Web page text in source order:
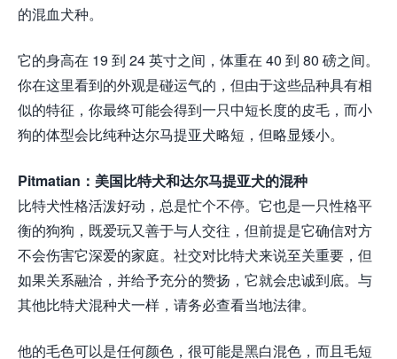
的混血犬种。
它的身高在 19 到 24 英寸之间，体重在 40 到 80 磅之间。
你在这里看到的外观是碰运气的，但由于这些品种具有相
似的特征，你最终可能会得到一只中短长度的皮毛，而小
狗的体型会比纯种达尔马提亚犬略短，但略显矮小。
Pitmatian：美国比特犬和达尔马提亚犬的混种
比特犬性格活泼好动，总是忙个不停。它也是一只性格平
衡的狗狗，既爱玩又善于与人交往，但前提是它确信对方
不会伤害它深爱的家庭。社交对比特犬来说至关重要，但
如果关系融洽，并给予充分的赞扬，它就会忠诚到底。与
其他比特犬混种犬一样，请务必查看当地法律。
他的毛色可以是任何颜色，很可能是黑白混色，而且毛短